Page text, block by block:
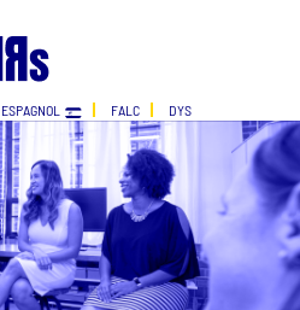
ESPAGNOL FALC DYS